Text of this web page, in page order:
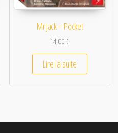
Mr Jack – Pocket
14,00€
Lire la suite